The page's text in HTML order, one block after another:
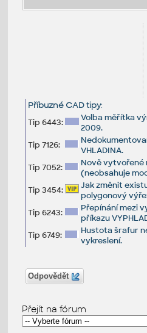
Příbuzné CAD tipy:
Tip 6443:
Volba měřítka
2009.
Tip 7126:
VHLADINA.
Tip 7052:
Nově vytvořené
(neobsahuje
Tip 3454:
Jak změnit
polygonový
Tip 6243:
Přepínání mezi
příkazu
Tip 6749:
Hustota šrafur
vykreslení.
Odpovědět
Přejít na fórum